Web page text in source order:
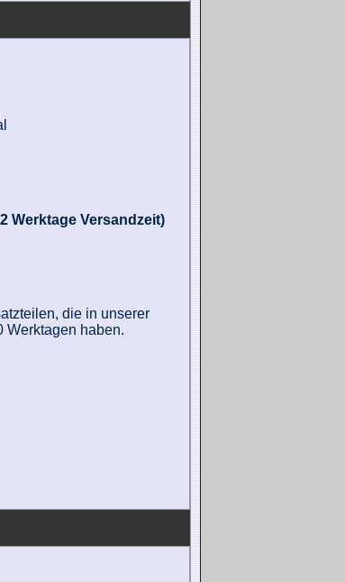
Werktage Versandzeit)
die in unserer
Werktagen haben.